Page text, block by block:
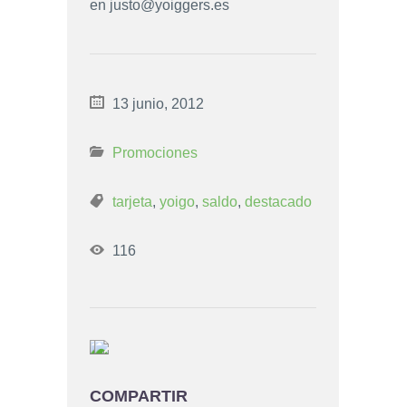
en justo@yoiggers.es
13 junio, 2012
Promociones
tarjeta, yoigo, saldo, destacado
116
COMPARTIR